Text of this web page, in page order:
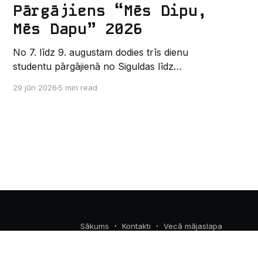
Pārgājiens “Mēs Dipu,
Mēs Dapu” 2026
No 7. līdz 9. augustam dodies trīs dienu
studentu pārgājienā no Siguldas līdz
bet gan kopīgs vasaras piedzīvojums dabā.
29 jūn 20265 min read
Sākums Kontakti Vecā mājaslapa